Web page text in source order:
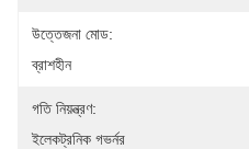
উত্তেজনা মোড:
ব্রাশহীন
গতি নিয়ন্ত্রণ:
ইলেকট্রনিক গভর্নর